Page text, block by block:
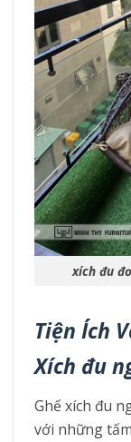
xích đu
Tiện Ích
Xích đu
Ghế xích đu
với những